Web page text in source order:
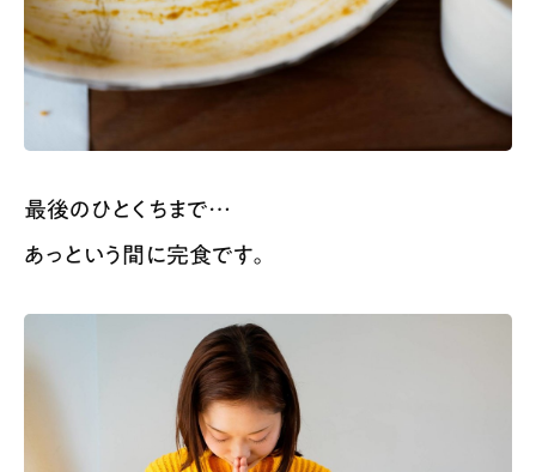
最後のひとくちまで…
あっという間に完食です。